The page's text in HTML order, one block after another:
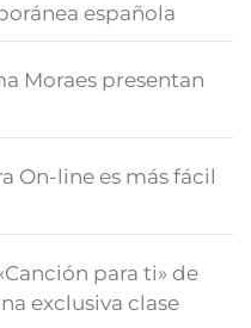
española
Moraes presentan
On-line es más fácil
para ti» de
exclusiva clase